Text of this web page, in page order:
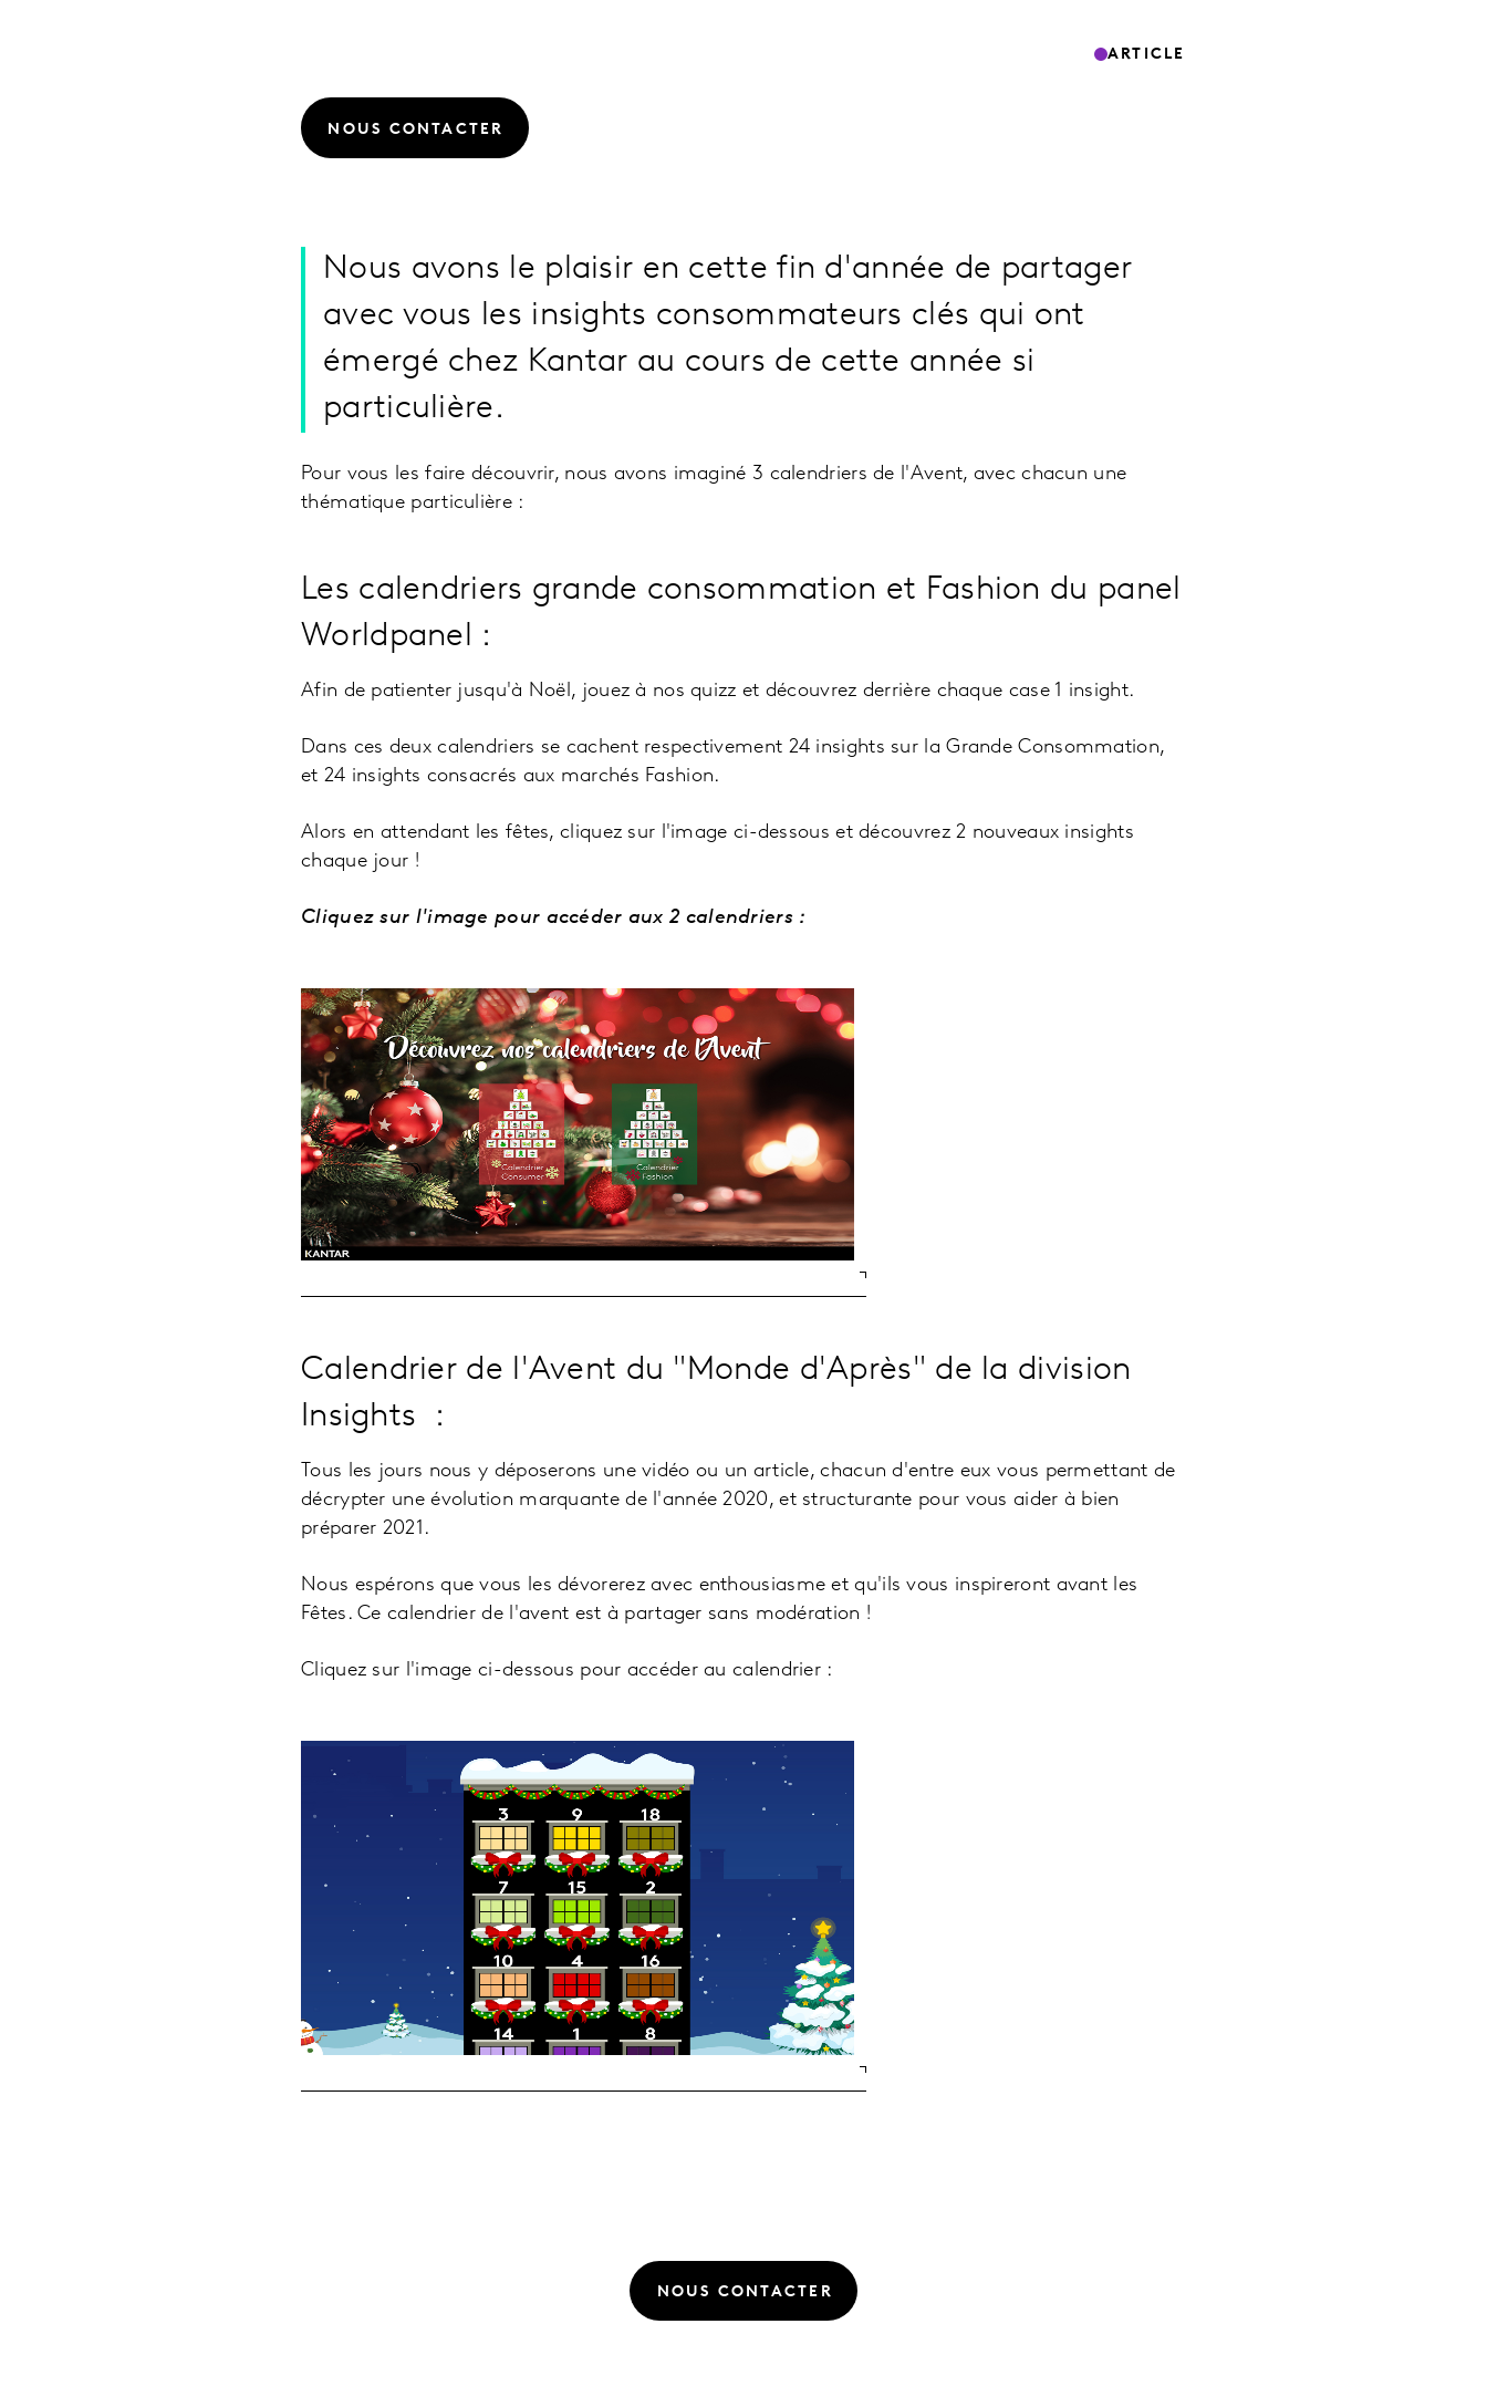
ARTICLE
NOUS CONTACTER
Nous avons le plaisir en cette fin d'année de partager
avec vous les insights consommateurs clés qui ont
émergé chez Kantar au cours de cette année si
particulière.
Pour vous les faire découvrir, nous avons imaginé 3 calendriers de l'Avent, avec chacun une
thématique particulière :
Les calendriers grande consommation et Fashion du panel
Worldpanel :
Afin de patienter jusqu'à Noël, jouez à nos quizz et découvrez derrière chaque case 1 insight.
Dans ces deux calendriers se cachent respectivement 24 insights sur la Grande Consommation,
et 24 insights consacrés aux marchés Fashion.
Alors en attendant les fêtes, cliquez sur l'image ci-dessous et découvrez 2 nouveaux insights
chaque jour !
Cliquez sur l'image pour accéder aux 2 calendriers :
Calendrier de l'Avent du "Monde d'Après" de la division
Insights :
Tous les jours nous y déposerons une vidéo ou un article, chacun d'entre eux vous permettant de
décrypter une évolution marquante de l'année 2020, et structurante pour vous aider à bien
préparer 2021.
Nous espérons que vous les dévorerez avec enthousiasme et qu'ils vous inspireront avant les
Fêtes. Ce calendrier de l'avent est à partager sans modération !
Cliquez sur l'image ci-dessous pour accéder au calendrier :
NOUS CONTACTER